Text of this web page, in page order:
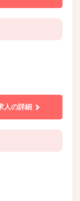
人の詳細